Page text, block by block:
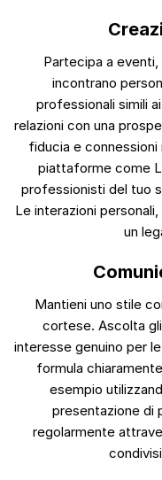
Partecipa a
incontrano
professionali simili
relazioni con una
fiducia e
piattaforme come
professionisti del tuo
Le interazioni
un
Mantieni uno stile
cortese. Ascolta
interesse genuino per
formula
esempio
presentazione di
regolarmente